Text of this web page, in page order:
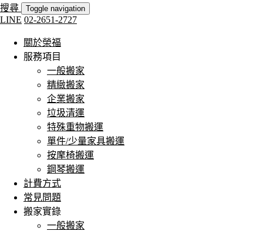
搜尋 Toggle navigation
LINE 02-2651-2727
關於榮福
服務項目
一般搬家
精緻搬家
企業搬家
垃圾清運
特殊重物搬運
單件/少量家具搬運
按摩椅搬運
鋼琴搬運
計費方式
常見問題
搬家實錄
一般搬家